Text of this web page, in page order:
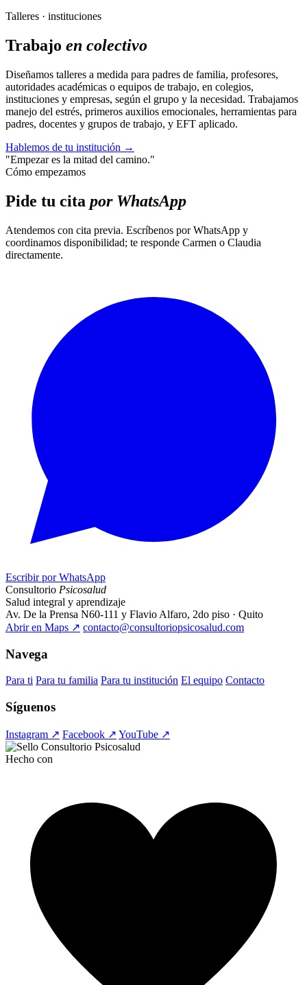
Talleres · instituciones
Trabajo en colectivo
Diseñamos talleres a medida para padres de familia, profesores,
autoridades académicas o equipos de trabajo, en colegios,
instituciones y empresas, según el grupo y la necesidad. Trabajamos
manejo del estrés, primeros auxilios emocionales, herramientas para
padres, docentes y grupos de trabajo, y EFT aplicado.
Hablemos de tu institución →
"Empezar es la mitad del camino."
Cómo empezamos
Pide tu cita por WhatsApp
Atendemos con cita previa. Escríbenos por WhatsApp y
coordinamos disponibilidad; te responde Carmen o Claudia
directamente.
Escribir por WhatsApp
Consultorio Psicosalud
Salud integral y aprendizaje
Av. De la Prensa N60-111 y Flavio Alfaro, 2do piso · Quito
Abrir en Maps ↗ contacto@consultoriopsicosalud.com
Navega
Para ti Para tu familia Para tu institución El equipo Contacto
Síguenos
Instagram ↗ Facebook ↗ YouTube ↗
Hecho con